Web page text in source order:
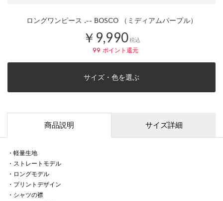
ロングワンピース .-- BOSCO （ミディアムパープル）
￥9,990税込
99 ポイント還元
サイズ・色を選ぶ
商品説明 サイズ詳細
・軽量生地
・ストレートモデル
・ロングモデル
・プリントデザイン
・シャツの襟